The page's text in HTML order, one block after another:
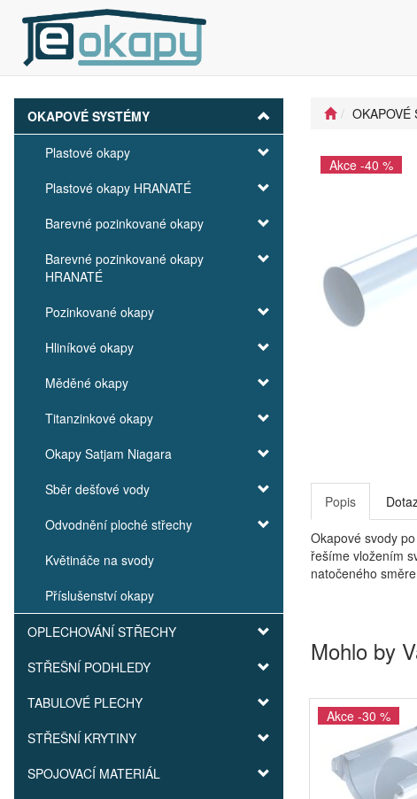
OKAPOVÉ SYSTÉMY
Plastové okapy
Plastové okapy HRANATÉ
Barevné pozinkované okapy
Barevné pozinkované okapy
HRANATÉ
Pozinkované okapy
Hliníkové okapy
Měděné okapy
Titanzinkové okapy
Okapy Satjam Niagara
Sběr dešťové vody
Odvodnění ploché střechy
Květináče na svody
Příslušenství okapy
OPLECHOVÁNÍ STŘECHY
STŘEŠNÍ PODHLEDY
TABULOVÉ PLECHY
STŘEŠNÍ KRYTINY
SPOJOVACÍ MATERIÁL
OKAPOVÉ
Akce -40 %
Popis
Okapové svody
řešíme vložením
natočeného
Mohlo by
Akce -30 %